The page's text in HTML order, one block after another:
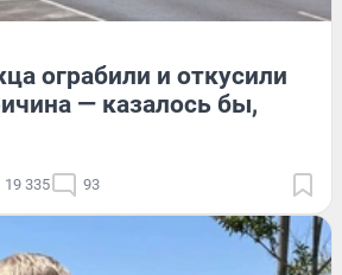
ограбили и откусили
— казалось бы,
19 335 93